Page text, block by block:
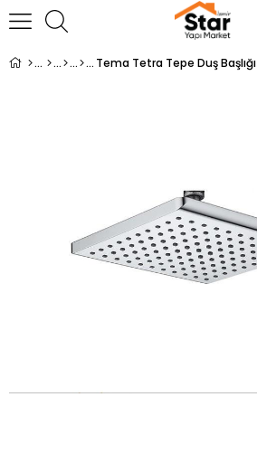
Tema Tetra Tepe Duş Başlığı